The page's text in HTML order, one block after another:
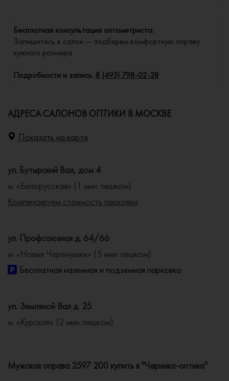
Бесплатная консультация оптометриста.
Запишитесь в салон — подберем комфортную оправу
нужного размера.
Подробности и запись: 8 (495) 798-02-28
АДРЕСА САЛОНОВ ОПТИКИ В МОСКВЕ
Показать на карте
ул. Бутырский Вал, дом 4
м. «Белорусская» (1 мин. пешком)
Компенсируем стоимость парковки
ул. Профсоюзная д. 64/66
м. «Новые Черёмушки» (5 мин. пешком)
Бесплатная наземная и подземная парковка
ул. Земляной Вал д. 25
м. «Курская» (2 мин. пешком)
Мужская оправа 2597 200 купить в "Черника-оптика"